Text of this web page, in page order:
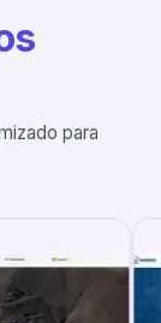
para